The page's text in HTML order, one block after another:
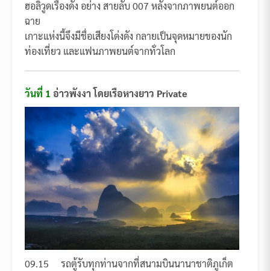
ฮอลิวูดเรื่องดัง อย่าง สายลับ 007 หลังจากภาพยนต์ออก
ฉาย
เกาะแห่งนี้จึงมีชื่อเสียงโด่งดัง กลายเป็นจุดหมายของนัก
ท่องเที่ยว และแฟนภาพยนต์จากทั่วโลก
วันที่ 1 อ่าวพังงา โดยเรือหางยาว Private
09.15 รถตู้รับทุกท่านจากที่สนามบินนานาชาติภูเก็ต